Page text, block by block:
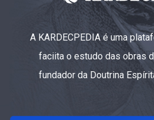
A KARDECPEDIA é uma
faciita o estudo das obras
fundador da Doutrina